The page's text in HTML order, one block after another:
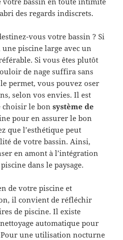
des regards indiscrets.
vous votre bassin ? Si
piscine large avec un
Si vous êtes plutôt
de nage suffira sans
permet, vous pouvez oser
selon vos envies. Il est
choisir le bonsystème de
pour en assurer le bon
que l’esthétique peut
de votre bassin. Ainsi,
en amont à l’intégration
dans le paysage.
de votre piscine et
il convient de réfléchir
de piscine. Il existe
automatique pour
une utilisation nocturne